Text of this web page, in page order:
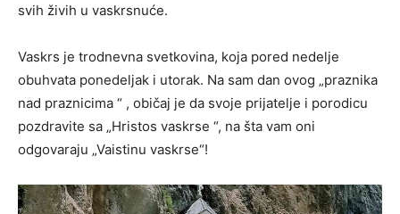
svih živih u vaskrsnuće.
Vaskrs je trodnevna svetkovina, koja pored nedelje
obuhvata ponedeljak i utorak. Na sam dan ovog „praznika
nad praznicima “ , običaj je da svoje prijatelje i porodicu
pozdravite sa „Hristos vaskrse “, na šta vam oni
odgovaraju „Vaistinu vaskrse“!